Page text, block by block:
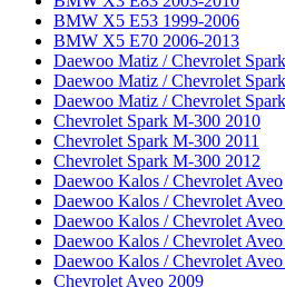
BMW X5 E53 1999-2006
BMW X5 E70 2006-2013
Daewoo Matiz / Chevrolet Spark
Daewoo Matiz / Chevrolet
Daewoo Matiz / Chevrolet
Chevrolet Spark M-300 2010
Chevrolet Spark M-300 2011
Chevrolet Spark M-300 2012
Daewoo Kalos / Chevrolet Aveo
Daewoo Kalos / Chevrolet
Daewoo Kalos / Chevrolet
Daewoo Kalos / Chevrolet
Daewoo Kalos / Chevrolet
Chevrolet Aveo 2009